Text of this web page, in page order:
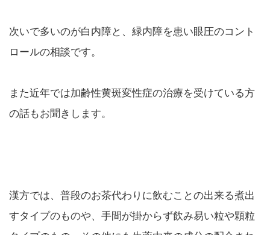
次いで多いのが白内障と、緑内障を患い眼圧のコント
ロールの相談です。
また近年では加齢性黄斑変性症の治療を受けている方
の話もお聞きします。
漢方では、普段のお茶代わりに飲むことの出来る煮出
すタイプのものや、手間が掛からず飲み易い粒や顆粒